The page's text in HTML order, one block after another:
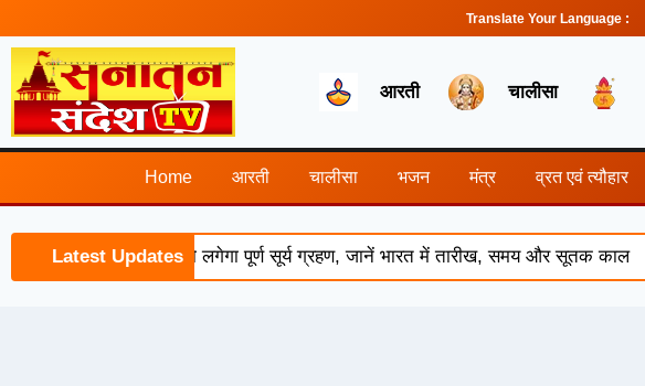
Translate Your Language :
आरती चालीसा
Home आरती चालीसा भजन मंत्र व्रत एवं त्यौहार
Latest Updates
2026: 12 अगस्त को लगेगा पूर्ण सूर्य ग्रहण, जानें भारत में तारीख, समय और सूतक काल